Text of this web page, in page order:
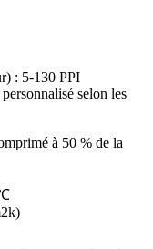
: 5-130 PPI
selon les
à 50 % de la